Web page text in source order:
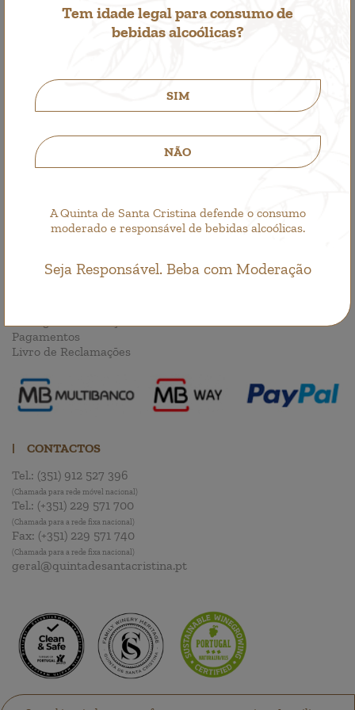
Tem idade legal para consumo de
bebidas alcoólicas?
SIM
NÃO
A Quinta de Santa Cristina defende o consumo
moderado e responsável de bebidas alcoólicas.
Seja Responsável. Beba com Moderação
Faça a sua reserva!
Contactos
Pagamentos
Livro de Reclamações
|
CONTACTOS
Tel.: (351) 912 527 396
(Chamada para rede móvel nacional)
Tel.: (+351) 229 571 700
(Chamada para a rede fixa nacional)
Fax: (+351) 229 571 740
(Chamada para a rede fixa nacional)
geral@quintadesantacristina.pt